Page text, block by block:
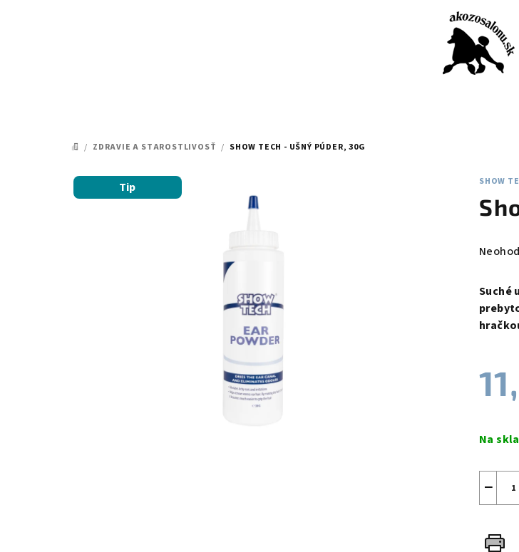
DOMOV
/ ZDRAVIE A STAROSTLIVOSŤ / SHOW TECH - UŠNÝ PÚDER, 30G
SHOW
0,0
Suché
cena:
Na
−
Tip